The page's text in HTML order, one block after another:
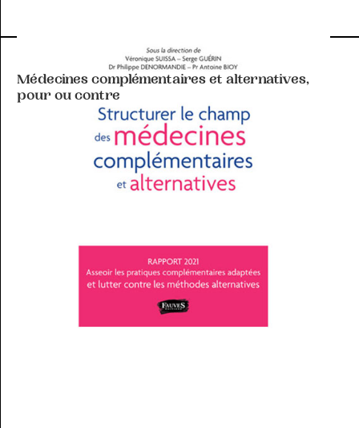
Médecines complémentaires et alternatives,
pour ou contre